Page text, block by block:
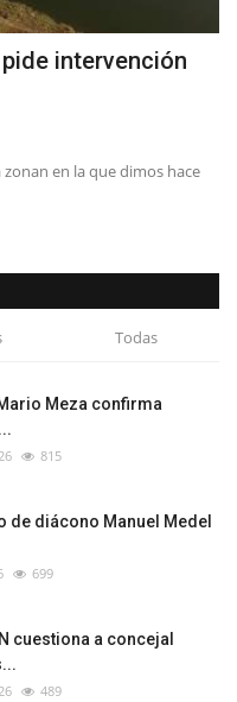
intervención
en la que dimos hace
Todas
Meza confirma
815
de diácono Manuel Medel
699
cuestiona a concejal
489